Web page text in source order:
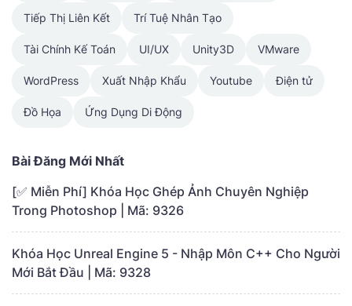
Tiếp Thị Liên Kết Trí Tuệ Nhân Tạo
Tài Chính Kế Toán UI/UX Unity3D VMware
WordPress Xuất Nhập Khẩu Youtube Điện tử
Đồ Họa Ứng Dụng Di Động
Bài Đăng Mới Nhất
[✅ Miễn Phí] Khóa Học Ghép Ảnh Chuyên Nghiệp
Trong Photoshop | Mã: 9326
Khóa Học Unreal Engine 5 - Nhập Môn C++ Cho Người
Mới Bắt Đầu | Mã: 9328